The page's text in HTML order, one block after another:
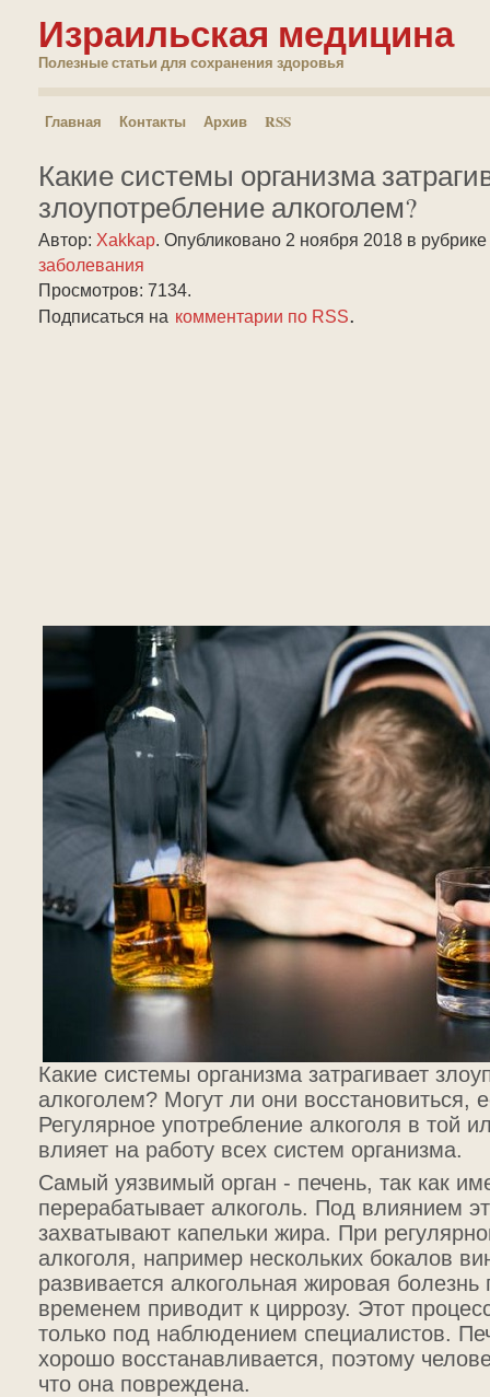
Израильская медицина
Полезные статьи для сохранения здоровья
Главная Контакты Архив RSS
Какие системы организма
злоупотребление алкоголем?
Автор: Xakkap. Опубликовано 2 ноября 2018 в рубрике
заболевания
Просмотров: 7134.
Подписаться на комментарии по RSS.
Какие системы организма затрагивает
алкоголем? Могут ли они восстановиться,
Регулярное употребление алкоголя в той
влияет на работу всех систем организма.
Самый уязвимый орган - печень, так как
перерабатывает алкоголь. Под влиянием
захватывают капельки жира. При
алкоголя, например нескольких бокалов
развивается алкогольная жировая болезнь
временем приводит к циррозу. Этот
только под наблюдением специалистов.
хорошо восстанавливается, поэтому
что она повреждена.